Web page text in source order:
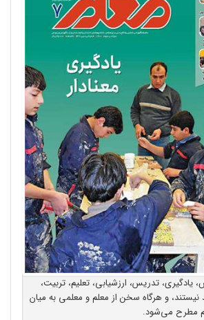
تدریس، ارزشیابی، تعلیم، تربیت،
نیستند، و هرگاه سخن از معلم و معلمی به میان
مطرح می‌شود.